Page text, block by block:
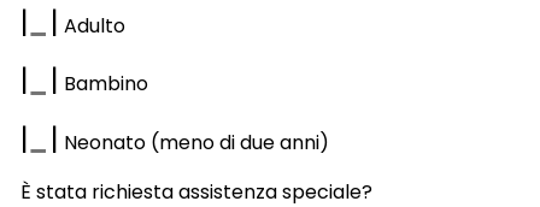
| | Adulto
| | Bambino
| | Neonato (meno di due anni)
È stata richiesta assistenza speciale?